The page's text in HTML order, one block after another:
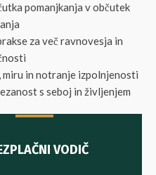
pomanjkanja v občutek
za več ravnovesja in
in notranje izpolnjenosti
s seboj in življenjem
VODIČ